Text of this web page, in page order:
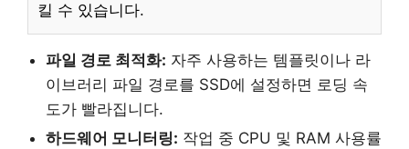
킬 수 있습니다.
파일 경로 최적화: 자주 사용하는 템플릿이나 라
이브러리 파일 경로를 SSD에 설정하면 로딩 속
도가 빨라집니다.
하드웨어 모니터링: 작업 중 CPU 및 RAM 사용률